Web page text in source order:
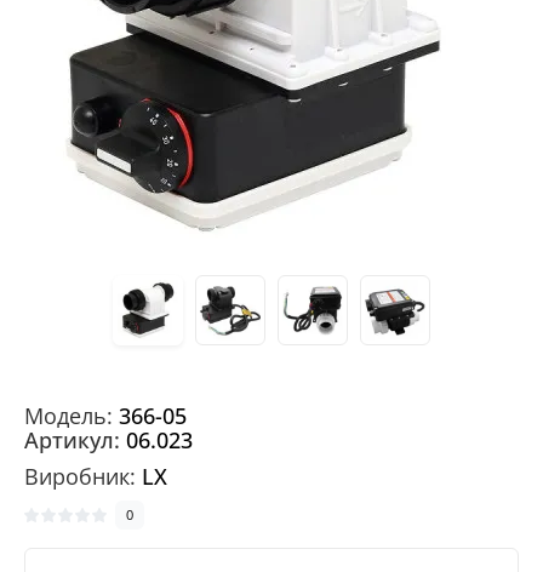
Модeль: 366-05
Артикул: 06.023
Виробник: LX
0